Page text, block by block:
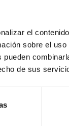
el
sobre el
de sus